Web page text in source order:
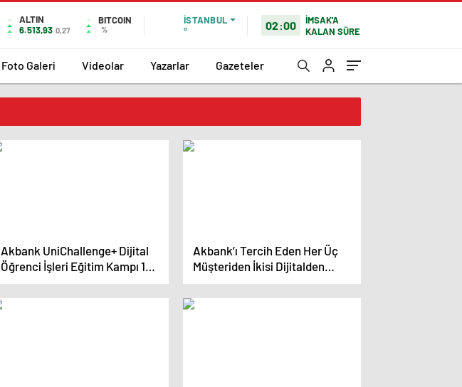
ALTIN
6.513,93 0,27
BITCOIN
%
İSTANBUL
°
02:00
İMSAK'A
KALAN SÜRE
Foto Galeri Videolar Yazarlar Gazeteler
Akbank UniChallenge+ Dijital
Öğrenci İşleri Eğitim Kampı 10.
Yılını Tamamladı
Akbank’ı Tercih Eden Her Üç
Müşteriden İkisi Dijitalden
Geliyor